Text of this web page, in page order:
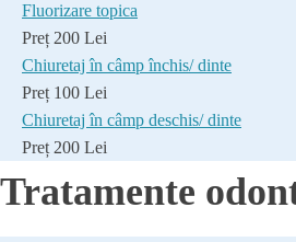
Fluorizare topica
Preț 200 Lei
Chiuretaj în câmp închis/ dinte
Preț 100 Lei
Chiuretaj în câmp deschis/ dinte
Preț 200 Lei
Tratamente